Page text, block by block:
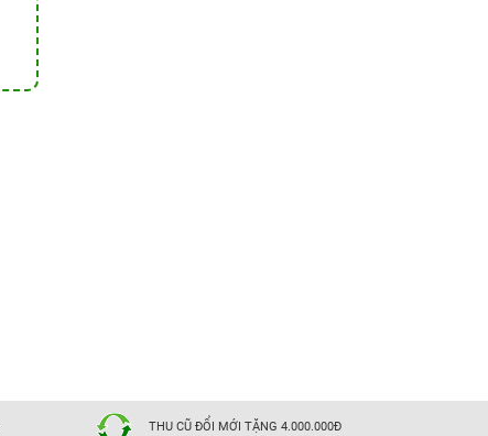
THU CŨ ĐỔI MỚI TẶNG 4.000.000Đ